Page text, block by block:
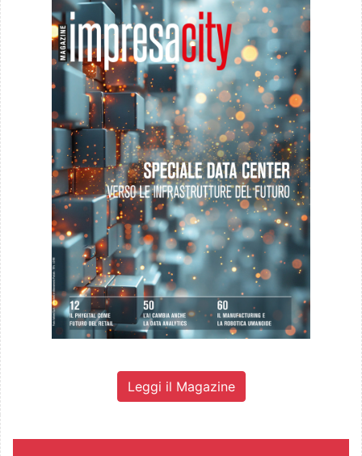
Leggi il Magazine